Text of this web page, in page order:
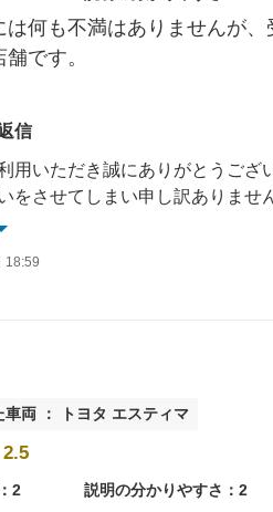
は何も不満はありませんが
です。
信
用いただき誠にありがとうござ
をさせてしまい申し訳ありませ
再教育を行い今後改善するよう
18:59
車両 ： トヨタ エスティマ
2.5
2 説明の分かりやすさ：2